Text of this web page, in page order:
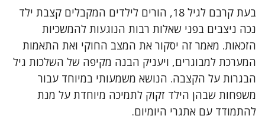
בעת קרבם לגיל 18, הורים לילדים המקבלים קצבת ילד
נכה ניצבים בפני שאלות רבות הנוגעות להמשכיות
הזכאות. מאמר זה יסקור את המצב החוקי ואת התאמות
המערכת למבוגרים, ויעניק הבנה מקיפה של השלכות גיל
הבגרות על הקצבה. הנושא משמעותי במיוחד עבור
משפחות שבהן הילד זקוק לתמיכה מיוחדת על מנת
להתמודד עם אתגרי היומיום.